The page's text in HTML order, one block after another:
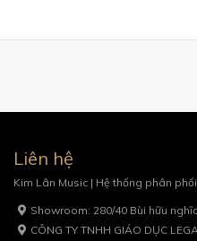
Liên hệ
Kim Lân Music | Hệ thống phân
Showroom: 280/40 Bùi hữu
CÔNG TY TNHH GIÁO DỤC